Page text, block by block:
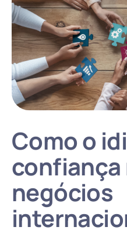
Como o
confiança
negócios